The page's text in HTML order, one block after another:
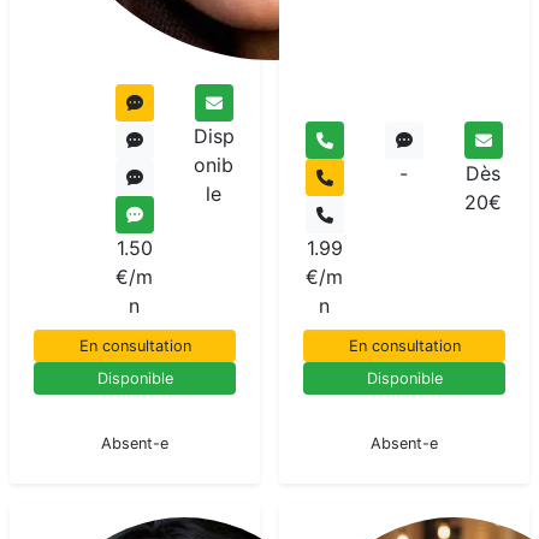
1.50
€/m
n
Disp
onib
le
En consultation
Disponible
Absent-e
1.99
€/m
n
-
Dès
20€
En consultation
Disponible
Absent-e